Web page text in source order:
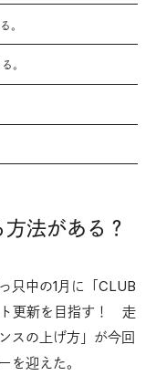
。
。
法がある？
只中の1月に「CLUB
ト更新を目指す！ 走
スの上げ方」が今回
を迎えた。